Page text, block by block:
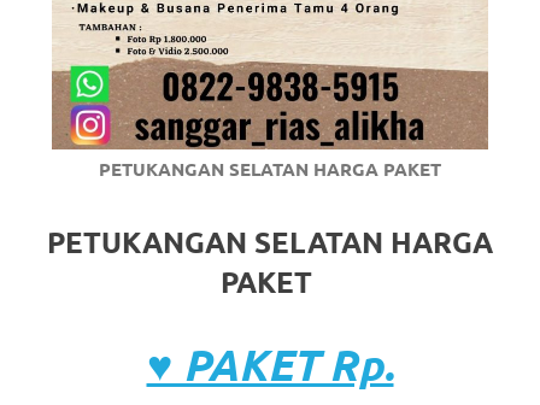
PETUKANGAN SELATAN HARGA PAKET
PETUKANGAN SELATAN HARGA
PAKET
♥ PAKET Rp.